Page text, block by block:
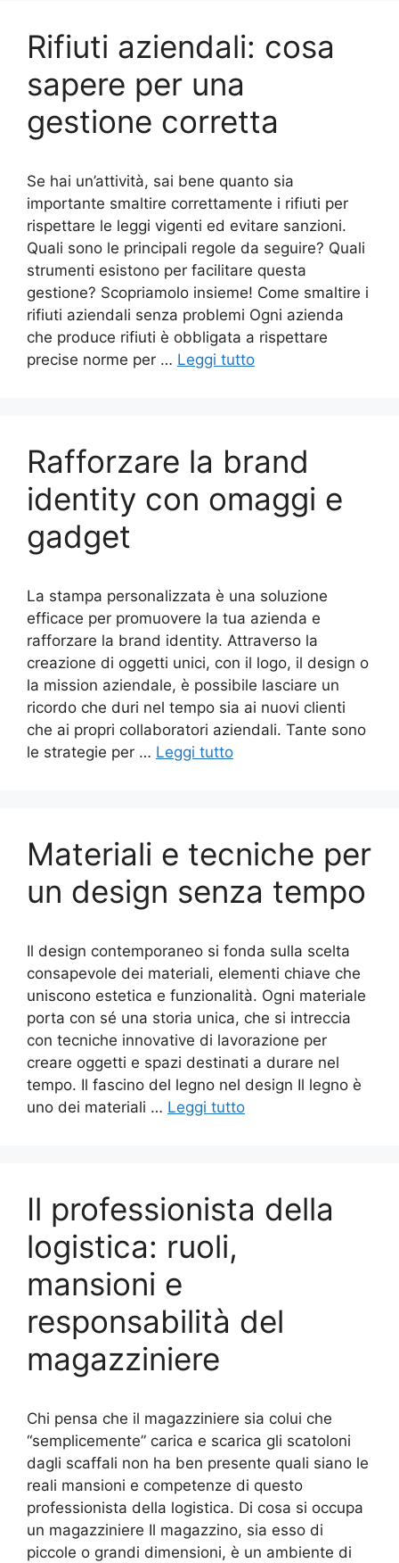
Rifiuti aziendali: cosa
sapere per una
gestione corretta
Se hai un’attività, sai bene quanto sia
importante smaltire correttamente i rifiuti per
rispettare le leggi vigenti ed evitare sanzioni.
Quali sono le principali regole da seguire? Quali
strumenti esistono per facilitare questa
gestione? Scopriamolo insieme! Come smaltire i
rifiuti aziendali senza problemi Ogni azienda
che produce rifiuti è obbligata a rispettare
precise norme per … Leggi tutto
Rafforzare la brand
identity con omaggi e
gadget
La stampa personalizzata è una soluzione
efficace per promuovere la tua azienda e
rafforzare la brand identity. Attraverso la
creazione di oggetti unici, con il logo, il design o
la mission aziendale, è possibile lasciare un
ricordo che duri nel tempo sia ai nuovi clienti
che ai propri collaboratori aziendali. Tante sono
le strategie per … Leggi tutto
Materiali e tecniche per
un design senza tempo
Il design contemporaneo si fonda sulla scelta
consapevole dei materiali, elementi chiave che
uniscono estetica e funzionalità. Ogni materiale
porta con sé una storia unica, che si intreccia
con tecniche innovative di lavorazione per
creare oggetti e spazi destinati a durare nel
tempo. Il fascino del legno nel design Il legno è
uno dei materiali … Leggi tutto
Il professionista della
logistica: ruoli,
mansioni e
responsabilità del
magazziniere
Chi pensa che il magazziniere sia colui che
“semplicemente” carica e scarica gli scatoloni
dagli scaffali non ha ben presente quali siano le
reali mansioni e competenze di questo
professionista della logistica. Di cosa si occupa
un magazziniere Il magazzino, sia esso di
piccole o grandi dimensioni, è un ambiente di